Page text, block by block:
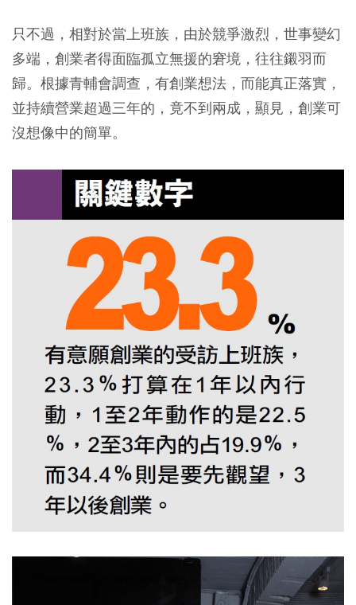
只不過，相對於當上班族，由於競爭激烈，世事變幻
多端，創業者得面臨孤立無援的窘境，往往鎩羽而
歸。根據青輔會調查，有創業想法，而能真正落實，
並持續營業超過三年的，竟不到兩成，顯見，創業可
沒想像中的簡單。